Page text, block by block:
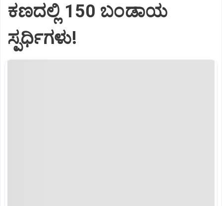
ಕಣದಲ್ಲಿ 150 ಬಂಡಾಯ
ಸ್ಪರ್ಧಿಗಳು!